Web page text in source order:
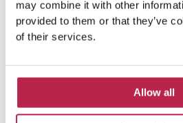
may combine it with other
provided to them or that they’ve
of their services.
Allow all